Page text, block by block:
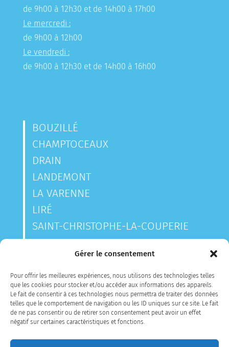
Gérer le consentement
Pour offrir les meilleures expériences, nous utilisons des technologies telles
que les cookies pour stocker et/ou accéder aux informations des appareils.
Le fait de consentir à ces technologies nous permettra de traiter des données
telles que le comportement de navigation ou les ID uniques sur ce site. Le fait
de ne pas consentir ou de retirer son consentement peut avoir un effet
négatif sur certaines caractéristiques et fonctions.
de 9h00 à 12h30 et de 14h00 à 17h00
Le mercredi :
de 9h00 à 12h00
Le vendredi :
de 9h00 à 12h30 et de 14h00 à 16h00
BOUZILLÉ
CHAMPTOCEAUX
DRAIN
LANDEMONT
LA VARENNE
LIRÉ
SAINT-CHRISTOPHE-LA-COUPERIE
SAINT-LAURENT-DES-AUTELS
SAINT-SAUVEUR-DE-LANDEMONT
CONTACTEZ-NOUS